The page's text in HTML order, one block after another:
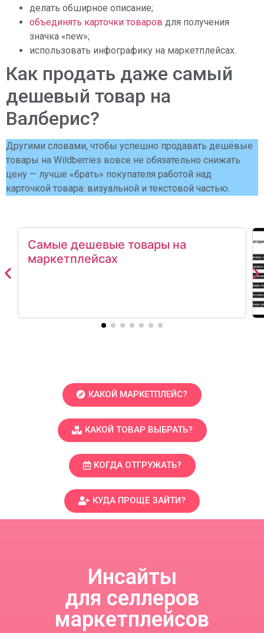
делать обширное описание;
объединять карточки товаров для получения
значка «new»;
использовать инфографику на маркетплейсах.
Как продать даже самый
дешевый товар на
Валберис?
Другими словами, чтобы успешно продавать дешёвые
товары на Wildberries вовсе не обязательно снижать
цену — лучше «брать» покупателя работой над
карточкой товара: визуальной и текстовой частью.
Самые дешевые товары на
маркетплейсах
КАКОЙ МАРКЕТПЛЕЙС?
КАКОЙ ТОВАР ВЫБРАТЬ?
КОГДА ОТГРУЖАТЬ?
КУДА ПРОЩЕ ЗАЙТИ?
Инсайты
для селлеров
маркетплейсов